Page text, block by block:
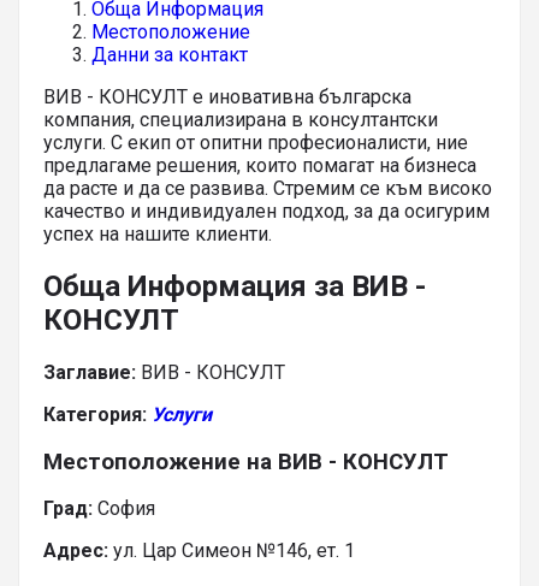
Обща Информация
Местоположение
Данни за контакт
ВИВ - КОНСУЛТ е иновативна българска
компания, специализирана в консултантски
услуги. С екип от опитни професионалисти, ние
предлагаме решения, които помагат на бизнеса
да расте и да се развива. Стремим се към високо
качество и индивидуален подход, за да осигурим
успех на нашите клиенти.
Обща Информация за ВИВ -
КОНСУЛТ
Заглавие: ВИВ - КОНСУЛТ
Категория: Услуги
Местоположение на ВИВ - КОНСУЛТ
Град: София
Адрес: ул. Цар Симеон №146, ет. 1